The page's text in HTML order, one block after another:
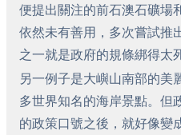
便提出關注的前石澳石礦場
依然未有善用，多次嘗試推
之一就是政府的規條綁得太
另一例子是大嶼山南部的美
多世界知名的海岸景點。但
的政策口號之後，就好像變